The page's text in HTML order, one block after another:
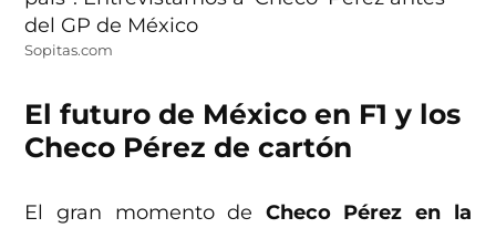
Sopitas.com
El futuro de México en F1 y los
Checo Pérez de cartón
El gran momento de Checo Pérez en la